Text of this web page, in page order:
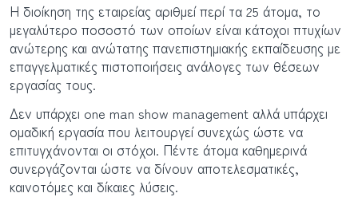
Η διοίκηση της εταιρείας αριθμεί περί τα 25 άτομα, το
μεγαλύτερο ποσοστό των οποίων είναι κάτοχοι πτυχίων
ανώτερης και ανώτατης πανεπιστημιακής εκπαίδευσης με
επαγγελματικές πιστοποιήσεις ανάλογες των θέσεων
εργασίας τους.
Δεν υπάρχει one man show management αλλά υπάρχει
ομαδική εργασία που λειτουργεί συνεχώς ώστε να
επιτυγχάνονται οι στόχοι. Πέντε άτομα καθημερινά
συνεργάζονται ώστε να δίνουν αποτελεσματικές,
καινοτόμες και δίκαιες λύσεις.